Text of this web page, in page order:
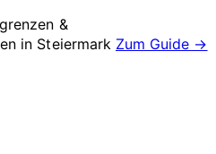
&
in Steiermark Zum Guide →